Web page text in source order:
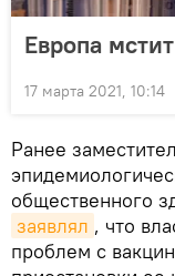
Европа
17 марта 2021, 10:14
Ранее
общественного
заявлял , что
проблем с